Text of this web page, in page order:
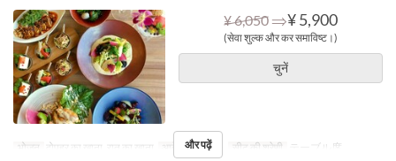
¥ 6,050 ⇒¥ 5,900
(सेवा शुल्क और कर समाविष्ट।)
चुनें
भोजन दोपहर का खाना, रात का खाना आदेश सीमा 2 ~ सीट की श्रेणी テーブル席
और पढ़ें